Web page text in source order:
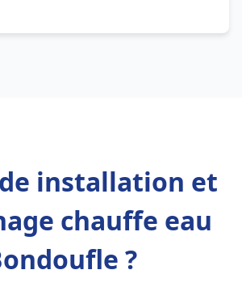
installation et
chauffe eau
?